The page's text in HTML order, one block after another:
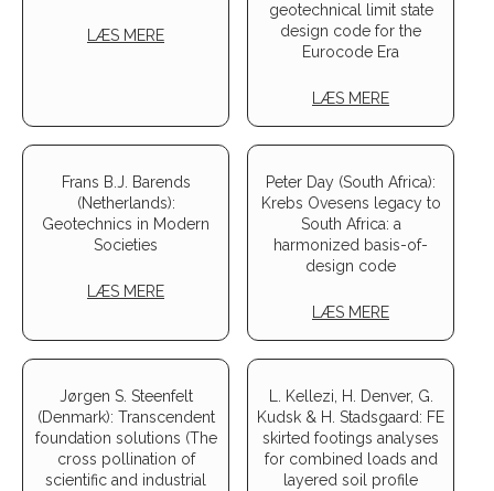
LÆS MERE
geotechnical limit state
design code for the
Eurocode Era
LÆS MERE
Frans B.J. Barends
(Netherlands):
Geotechnics in Modern
Societies
LÆS MERE
Peter Day (South Africa):
Krebs Ovesens legacy to
South Africa: a
harmonized basis-of-
design code
LÆS MERE
Jørgen S. Steenfelt
(Denmark): Transcendent
foundation solutions (The
cross pollination of
scientific and industrial
L. Kellezi, H. Denver, G.
Kudsk & H. Stadsgaard: FE
skirted footings analyses
for combined loads and
layered soil profile